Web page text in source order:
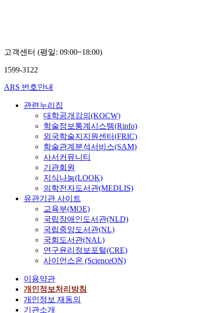
고객센터 (평일: 09:00~18:00)
1599-3122
ARS 번호안내
관련누리집
대학공개강의(KOCW)
학술정보통계시스템(Rinfo)
외국학술지지원센터(FRIC)
학술관계분석서비스(SAM)
사서커뮤니티
기관회원
지식나눔(LOOK)
의학전자도서관(MEDLIS)
유관기관 사이트
교육부(MOE)
국립장애인도서관(NLD)
국립중앙도서관(NL)
국회도서관(NAL)
연구윤리정보포털(CRE)
사이언스온 (ScienceON)
이용약관
개인정보처리방침
개인정보 재동의
기관소개